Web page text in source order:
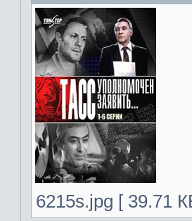
6215s.jpg [ 39.71